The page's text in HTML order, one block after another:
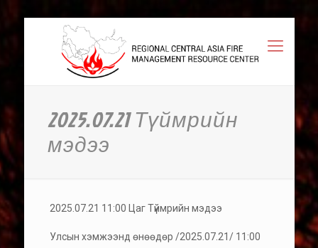
2025.07.21 Түймрийн
мэдээ
2025.07.21 11:00 Цаг Түймрийн мэдээ
Улсын хэмжээнд өнөөдөр /2025.07.21/ 11:00